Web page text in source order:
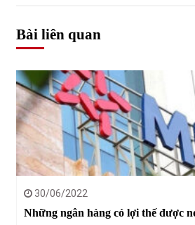
Bài liên quan
30/06/2022
Những ngân hàng có lợi thế được